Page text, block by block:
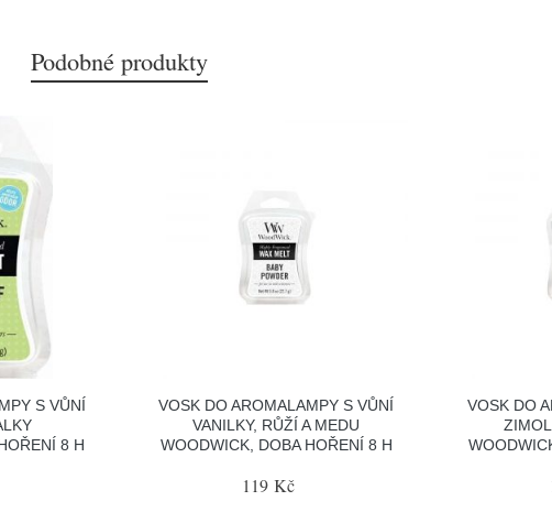
Podobné produkty
S VŮNÍ
8 H
VOSK DO AROMALAMPY S VŮNÍ
VANILKY, RŮŽÍ A MEDU
WOODWICK, DOBA HOŘENÍ 8 H
119 Kč
VOSK DO